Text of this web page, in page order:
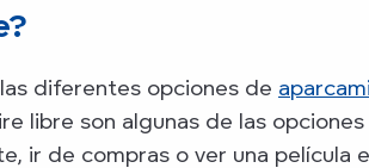
diferentes opciones de
libre son algunas de las
ir de compras o ver una película